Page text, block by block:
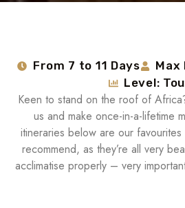
From 7 to 11 Days
Max
Level:
Keen to stand on the roof of
us and make once-in-a-lifetime
itineraries below are our
recommend, as they’re all very
acclimatise properly – very